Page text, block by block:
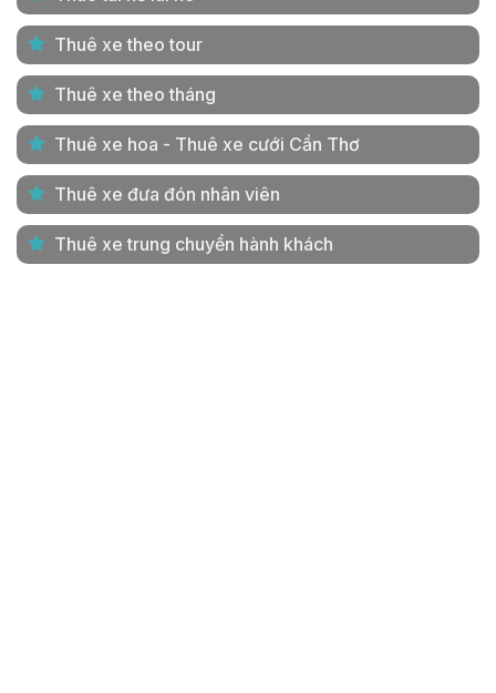
Thuê xe theo tour
Thuê xe theo tháng
Thuê xe hoa - Thuê xe cưới Cần Thơ
Thuê xe đưa đón nhân viên
Thuê xe trung chuyển hành khách